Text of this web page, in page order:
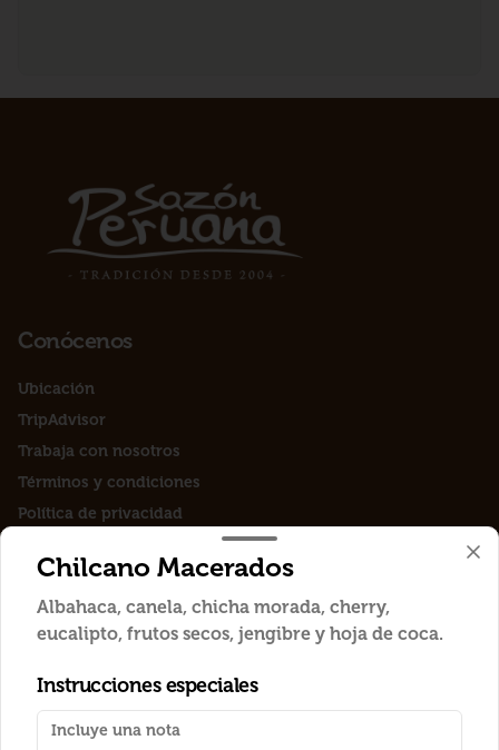
Conócenos
Ubicación
TripAdvisor
Trabaja con nosotros
Términos y condiciones
Política de privacidad
Redes sociales
Instagram
Facebook
Mi cuenta
Chilcano Macerados
Albahaca, canela, chicha morada, cherry,
eucalipto, frutos secos, jengibre y hoja de coca.
Instrucciones especiales